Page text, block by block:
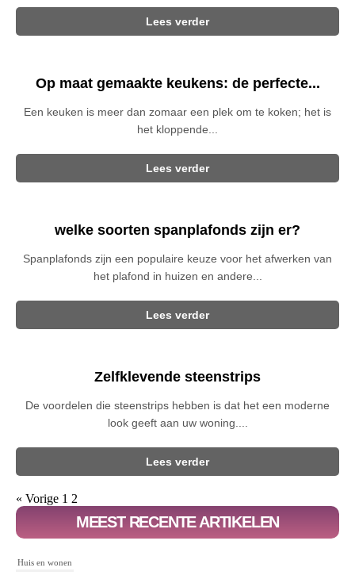
Lees verder
Op maat gemaakte keukens: de perfecte...
Een keuken is meer dan zomaar een plek om te koken; het is
het kloppende...
Lees verder
welke soorten spanplafonds zijn er?
Spanplafonds zijn een populaire keuze voor het afwerken van
het plafond in huizen en andere...
Lees verder
Zelfklevende steenstrips
De voordelen die steenstrips hebben is dat het een moderne
look geeft aan uw woning....
Lees verder
« Vorige 1 2
MEEST RECENTE ARTIKELEN
Huis en wonen